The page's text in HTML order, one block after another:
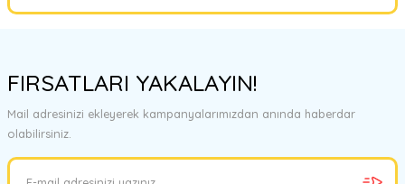
Yorum Yaz
tarafımıza iletebilirsiniz.
Görüş ve önerileriniz için teşekkür ederiz.
Ürün resmi kalitesiz, bozuk veya görüntülenemiyor.
FIRSATLARI YAKALAYIN!
Mail adresinizi ekleyerek kampanyalarımızdan anında haberdar
olabilirsiniz.